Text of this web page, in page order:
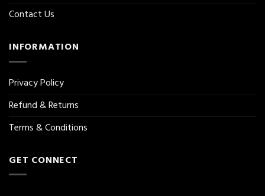
Contact Us
INFORMATION
Privacy Policy
Refund & Returns
Terms & Conditions
GET CONNECT